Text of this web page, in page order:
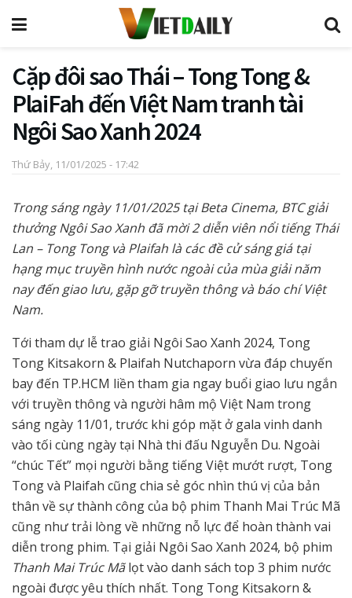
Cặp đôi sao Thái – Tong Tong &
PlaiFah đến Việt Nam tranh tài
Ngôi Sao Xanh 2024
Thứ Bảy, 11/01/2025 - 17:42
Trong sáng ngày 11/01/2025 tại Beta Cinema, BTC giải
thưởng Ngôi Sao Xanh đã mời 2 diễn viên nổi tiếng Thái
Lan – Tong Tong và Plaifah là các đề cử sáng giá tại
hạng mục truyền hình nước ngoài của mùa giải năm
nay đến giao lưu, gặp gỡ truyền thông và báo chí Việt
Nam.
Tới tham dự lễ trao giải Ngôi Sao Xanh 2024, Tong
Tong Kitsakorn & Plaifah Nutchaporn vừa đáp chuyến
bay đến TP.HCM liền tham gia ngay buổi giao lưu ngắn
với truyền thông và người hâm mộ Việt Nam trong
sáng ngày 11/01, trước khi góp mặt ở gala vinh danh
vào tối cùng ngày tại Nhà thi đấu Nguyễn Du. Ngoài
“chúc Tết” mọi người bằng tiếng Việt mướt rượt, Tong
Tong và Plaifah cũng chia sẻ góc nhìn thú vị của bản
thân về sự thành công của bộ phim Thanh Mai Trúc Mã
cũng như trải lòng về những nỗ lực để hoàn thành vai
diễn trong phim. Tại giải Ngôi Sao Xanh 2024, bộ phim
Thanh Mai Trúc Mãlọt vào danh sách top 3 phim nước
ngoài được yêu thích nhất. Tong Tong Kitsakorn &